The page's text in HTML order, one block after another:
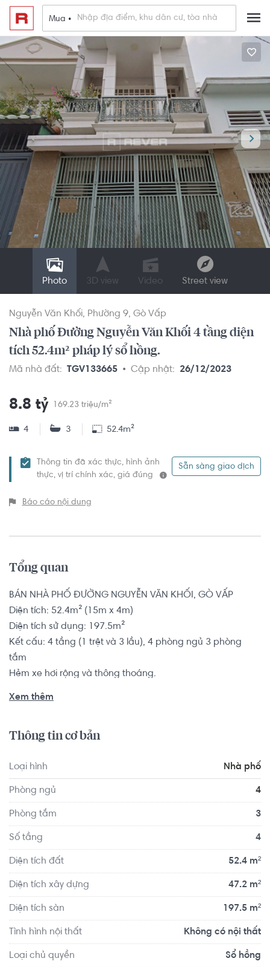
Mua •
Photo 3D view Video Street view
Nguyễn Văn Khối Phường 9 Gò Vấp
Nhà phố Đường Nguyễn Văn Khối 4 tầng diện
tích 52.4m² pháp lý sổ hồng.
Mã nhà đất: TGV133665 Cập nhật: 26/12/2023
8.8 tỷ 169.23 triệu/m²
4 3 52.4m²
Thông tin đã xác thực, hình ảnh
thực, vị trí chính xác, giá đúng
Sẵn sàng giao dịch
Báo cáo nội dung
Tổng quan
BÁN NHÀ PHỐ ĐƯỜNG NGUYỄN VĂN KHỐI, GÒ VẤP
Diện tích: 52.4m² (15m x 4m)
Diện tích sử dụng: 197.5m²
Kết cấu: 4 tầng (1 trệt và 3 lầu), 4 phòng ngủ 3 phòng
tắm
Hẻm xe hơi rộng và thông thoáng.
Nhà phố có vị trí cách Trường Đại học Sài Gòn khoảng
Secondary Campus khoảng 9.5km. Di chuyển tới Elite
Fitness Đồng Khởi khoảng 9.2km, Trung tâm Thể dục Thể
chuyển với đầy đủ các tiện ích về y tế, giáo dục và giải trí.
Xem thêm
Thông tin cơ bản
Loại hình Nhà phố
Phòng ngủ 4
Phòng tắm 3
Số tầng 4
Diện tích đất 52.4 m²
Diện tích xây dựng 47.2 m²
Diện tích sàn 197.5 m²
Tình hình nội thất Không có nội thất
Loại chủ quyền Sổ hồng